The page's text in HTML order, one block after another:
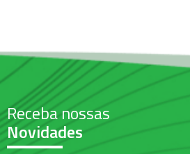
Receba nossas
Novidades